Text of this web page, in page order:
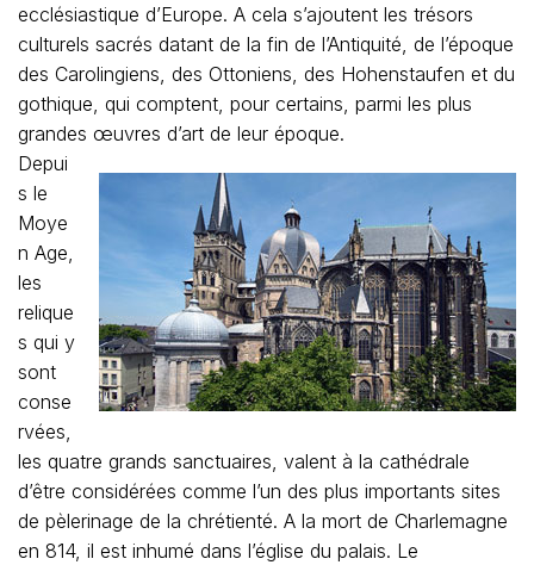
ecclésiastique d’Europe. A cela s’ajoutent les trésors
culturels sacrés datant de la fin de l’Antiquité, de l’époque
des Carolingiens, des Ottoniens, des Hohenstaufen et du
gothique, qui comptent, pour certains, parmi les plus
grandes œuvres d’art de leur époque.
Depui
s le
Moye
n Age,
les
relique
s qui y
sont
conse
rvées,
les quatre grands sanctuaires, valent à la cathédrale
d’être considérées comme l’un des plus importants sites
de pèlerinage de la chrétienté. A la mort de Charlemagne
en 814, il est inhumé dans l’église du palais. Le